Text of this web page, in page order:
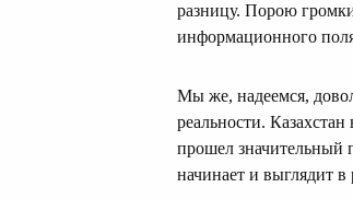
разницу. Порою
информационного
Мы же, надеемся,
реальности.
прошел значительный
начинает и выглядит